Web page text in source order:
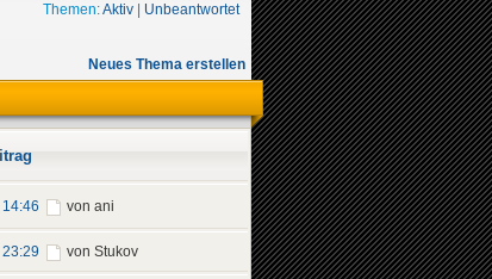
Themen:Aktiv
Unbeantwortet
Neues Thema erstellen
von ani
von Stukov